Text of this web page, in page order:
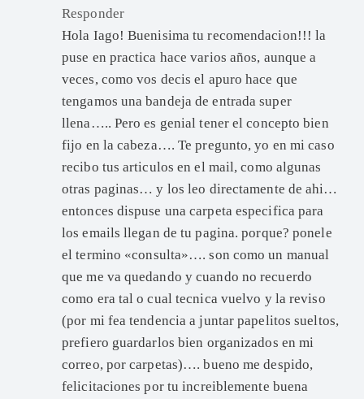
Responder
Hola Iago! Buenisima tu recomendacion!!! la
puse en practica hace varios años, aunque a
veces, como vos decis el apuro hace que
tengamos una bandeja de entrada super
llena….. Pero es genial tener el concepto bien
fijo en la cabeza…. Te pregunto, yo en mi caso
recibo tus articulos en el mail, como algunas
otras paginas… y los leo directamente de ahi…
entonces dispuse una carpeta especifica para
los emails llegan de tu pagina. porque? ponele
el termino «consulta»…. son como un manual
que me va quedando y cuando no recuerdo
como era tal o cual tecnica vuelvo y la reviso
(por mi fea tendencia a juntar papelitos sueltos,
prefiero guardarlos bien organizados en mi
correo, por carpetas)…. bueno me despido,
felicitaciones por tu increiblemente buena